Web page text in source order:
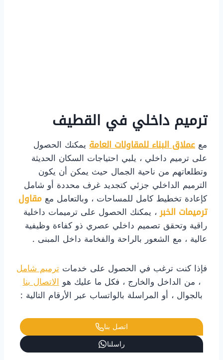
ترميم داخلي في القطيف
مع عملاق البناء للمقاولات العامةيمكنك الحصول
على ترميم داخلي ، يلبي احتياجات السكان الحديثة
وتطلعاتهم من ناحية الجمال حيث يمكن أن يكون
الترميم الداخلي جزئي كتجديد غرف محددة أو شامل
كإعادة تخطيط كامل للمساحات ، وبالتعامل مع مقاول
ترميمات الخبر، يمكنك الحصول على ترميمات داخلية
راقية وتحقق تصميم داخلي عصري ذو كفاءة وظيفية
عالية ، مع الشعور بالراحة والفخامة داخل المبنى .
فإذا كنت ترغب في الحصول على خدماتترميم شامل
، من الداخل والخارج ، فكل ما عليك هوالاتصال بنا
بالجوال ، أو المراسلة بالواتساب عبر الأرقام التالية :
اتصل بنا
راسلنا